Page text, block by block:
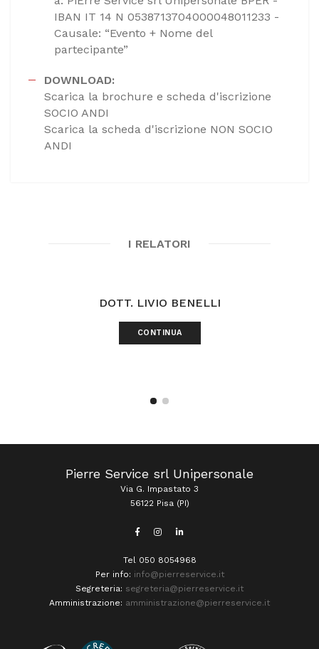
IBAN IT 14 N 0538713704000048011233 -
Causale: “Evento + Nome del
partecipante”
DOWNLOAD:
Scarica la brochure e scheda d'iscrizione
SOCIO ANDI
Scarica la scheda d'iscrizione NON SOCIO
ANDI
I RELATORI
DOTT. LIVIO BENELLI
CONTINUA
Pierre Service srl Unipersonale
Via G. Impastato 3
56122 Pisa (PI)
Tel 050 8054968
Per info: info@pierreservice.it
Segreteria: segreteria@pierreservice.it
Amministrazione: amministrazione@pierreservice.it